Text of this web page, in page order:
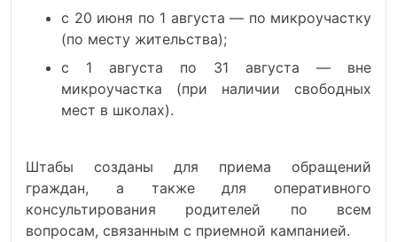
с 20 июня по 1 августа — по микроучастку
(по месту жительства);
с 1 августа по 31 августа — вне
микроучастка (при наличии свободных
мест в школах).
Штабы созданы для приема обращений
граждан, а также для оперативного
консультирования родителей по всем
вопросам, связанным с приемной кампанией.